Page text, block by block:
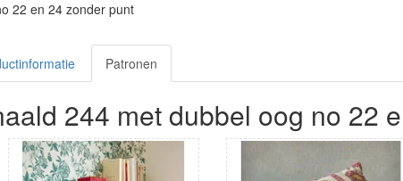
22 en 24 zonder punt
Patronen
244 met dubbel oog no 22